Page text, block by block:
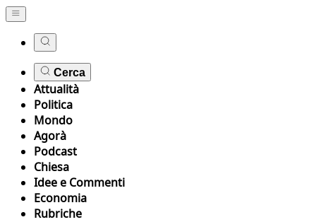
Cerca
Attualità
Politica
Mondo
Agorà
Podcast
Chiesa
Idee e Commenti
Economia
Rubriche